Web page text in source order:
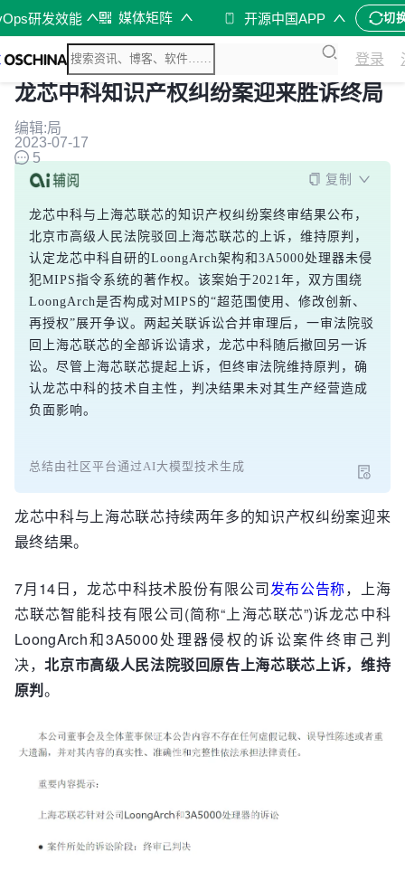
研发效能 媒体矩阵 开源中国APP 切
登录
龙芯中科知识产权纠纷案迎来胜诉终局
编辑:局
2023-07-17
5
复制
龙芯中科与上海芯联芯的知识产权纠纷案终审结果公布，
北京市高级人民法院驳回上海芯联芯的上诉，维持原判，
认定龙芯中科自研的LoongArch架构和3A5000处理器未侵
犯MIPS指令系统的著作权。该案始于2021年，双方围绕
LoongArch是否构成对MIPS的“超范围使用、修改创新、
再授权”展开争议。两起关联诉讼合并审理后，一审法院驳
回上海芯联芯的全部诉讼请求，龙芯中科随后撤回另一诉
讼。尽管上海芯联芯提起上诉，但终审法院维持原判，确
认龙芯中科的技术自主性，判决结果未对其生产经营造成
负面影响。
总结由社区平台通过AI大模型技术生成
龙芯中科与上海芯联芯持续两年多的知识产权纠纷案迎来
最终结果。
7月14日，龙芯中科技术股份有限公司发布公告称，上海
芯联芯智能科技有限公司(简称“上海芯联芯”)诉龙芯中科
LoongArch和3A5000处理器侵权的诉讼案件终审己判
决，北京市高级人民法院驳回原告上海芯联芯上诉，维持
原判。